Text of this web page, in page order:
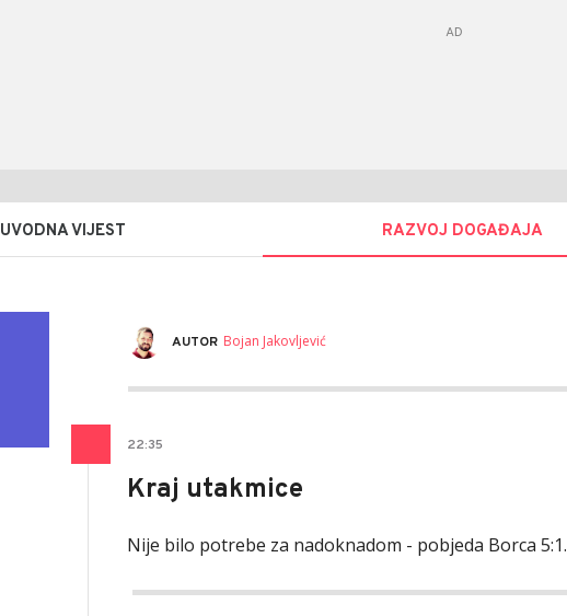
UVODNA VIJEST RAZVOJ DOGAĐAJA
AUTOR Bojan Jakovljević
22:35
Kraj utakmice
Nije bilo potrebe za nadoknadom - pobjeda Borca 5:1.